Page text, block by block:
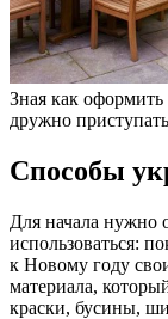
Зная как
дружно
Способы
Для начала нужно
использоваться:
к Новому году
материала,
краски, бусины,